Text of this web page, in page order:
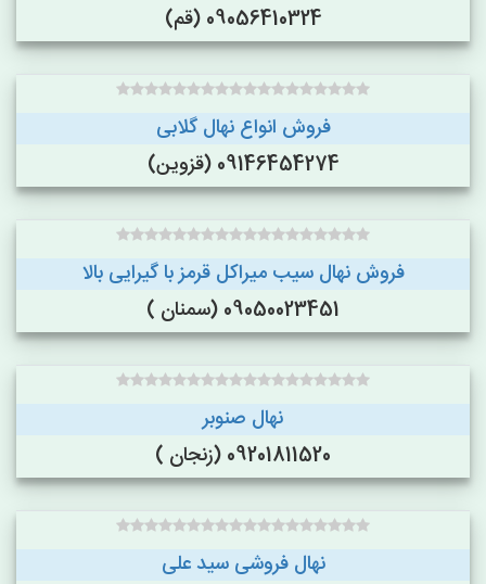
09056410324 (قم)
فروش انواع نهال گلابی
09146454274 (قزوین)
فروش نهال سیب میراکل قرمز با گیرایی بالا
09050023451 (سمنان )
نهال صنوبر
09201811520 (زنجان )
نهال فروشی سید علی